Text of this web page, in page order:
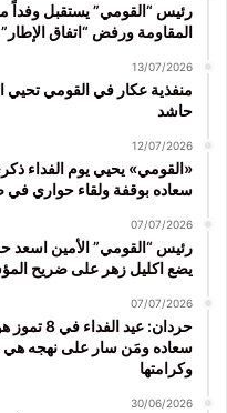
رئيس “القومي” يستقبل وفداً
المقاومة ورفض “اتفاق
13/07/2026
حاشد
12/07/2026
«القومي» يحيي يوم الفداء
سعاده بوقفة ولقاء حواري في
07/07/2026
رئيس “القومي” الأمين اسعد
يضع اكليل زهر على ضريح
07/07/2026
حردان:
سعاده ومَن سار على نهجه هي
وكرامتها
30/06/2026